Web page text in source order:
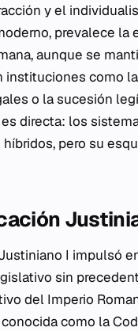
y el
prevalece la
aunque se
instituciones como
o la sucesión
directa: los
pero su
I impulsó
sin
del Imperio
como la